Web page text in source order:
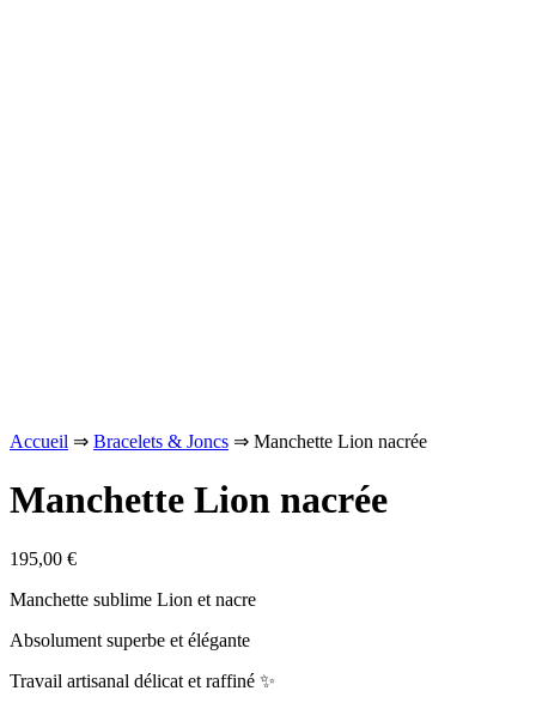
Accueil ⇒ Bracelets & Joncs ⇒ Manchette Lion nacrée
Manchette Lion nacrée
195,00 €
Manchette sublime Lion et nacre
Absolument superbe et élégante
Travail artisanal délicat et raffiné ✨